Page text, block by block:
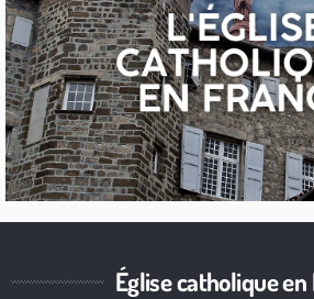
Église catholique en